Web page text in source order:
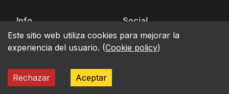
Info
location_on
Via dell’Euro 53-57-59,
76121 Barletta - BT -
ITALIA
Social
Facebook
Instagram
YoutubeLinkedIn
COFRA S.r.l. Partita Iva IT02850580727
Este sitio web utiliza cookies para mejorar la
experiencia del usuario. (Cookie policy)
Rechazar Aceptar